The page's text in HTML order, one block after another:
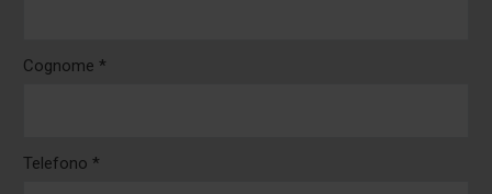
Cognome *
Telefono *